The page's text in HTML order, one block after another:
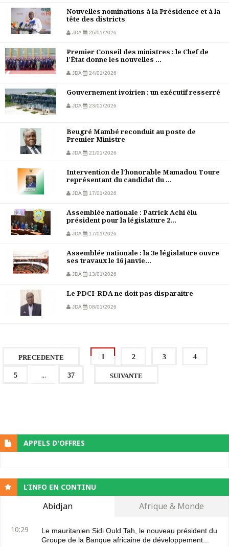
Nouvelles nominations à la Présidence et à la
tête des districts
JDA 26/01/2026
Premier Conseil des ministres : le Chef de
l’État donne les nouvelles ...
JDA 24/01/2026
Gouvernement ivoirien : un exécutif resserré
JDA 23/01/2026
Beugré Mambé reconduit au poste de
Premier Ministre
JDA 21/01/2026
Intervention de l'honorable Mamadou Toure
représentant du candidat du ...
JDA 17/01/2026
Assemblée nationale : Patrick Achi élu
président pour la législature 2...
JDA 17/01/2026
Assemblée nationale : la 3e législature ouvre
ses travaux le 16 janvie...
JDA 13/01/2026
Le PDCI-RDA ne doit pas disparaitre
JDA 08/01/2026
PRECEDENTE 1 2 3 4
5 ... 37 SUIVANTE
APPELS D'OFFRES
L’INFO EN CONTINU
Abidjan Afrique & Monde
10:29
Le mauritanien Sidi Ould Tah, le nouveau président du
Groupe de la Banque africaine de développement...